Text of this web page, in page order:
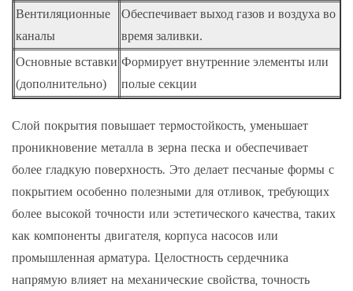
Вентиляционные
каналы
Обеспечивает выход газов и воздуха во
время заливки.
Основные вставки
(дополнительно)
Формирует внутренние элементы или
полые секции
Слой покрытия повышает термостойкость, уменьшает
проникновение металла в зерна песка и обеспечивает
более гладкую поверхность. Это делает песчаные формы с
покрытием особенно полезными для отливок, требующих
более высокой точности или эстетического качества, таких
как компоненты двигателя, корпуса насосов или
промышленная арматура. Целостность сердечника
напрямую влияет на механические свойства, точность